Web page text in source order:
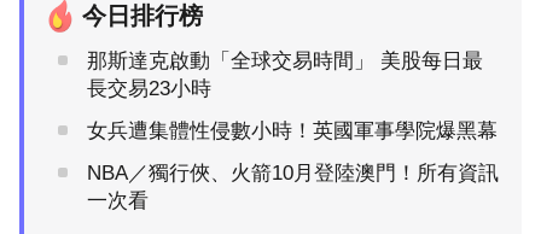
今日排行榜
那斯達克啟動「全球交易時間」 美股每日最
長交易23小時
女兵遭集體性侵數小時！英國軍事學院爆黑幕
NBA／獨行俠、火箭10月登陸澳門！所有資訊
一次看